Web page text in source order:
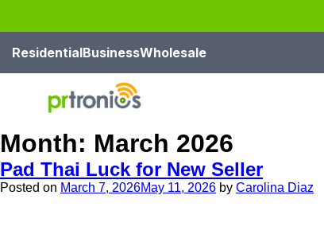
ResidentialBusinessWholesale
Month: March 2026
Pad Thai Luck for New Seller
Posted on March 7, 2026May 11, 2026 by Carolina Diaz